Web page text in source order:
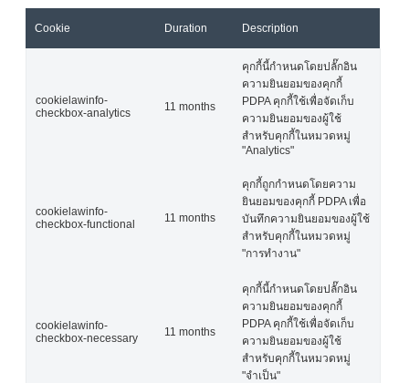
Cookie Duration Description
cookielawinfo-
checkbox-analytics
11 months
คุกกี้นี้กำหนดโดยปลั๊กอิน
ความยินยอมของคุกกี้
PDPA คุกกี้ใช้เพื่อจัดเก็บ
ความยินยอมของผู้ใช้
สำหรับคุกกี้ในหมวดหมู่
"Analytics"
cookielawinfo-
checkbox-functional
11 months
คุกกี้ถูกกำหนดโดยความ
ยินยอมของคุกกี้ PDPA เพื่อ
บันทึกความยินยอมของผู้ใช้
สำหรับคุกกี้ในหมวดหมู่
"การทำงาน"
cookielawinfo-
checkbox-necessary
11 months
คุกกี้นี้กำหนดโดยปลั๊กอิน
ความยินยอมของคุกกี้
PDPA คุกกี้ใช้เพื่อจัดเก็บ
ความยินยอมของผู้ใช้
สำหรับคุกกี้ในหมวดหมู่
"จำเป็น"